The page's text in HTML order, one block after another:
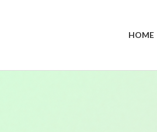
HOME